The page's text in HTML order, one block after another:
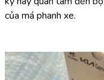
của má phanh xe.